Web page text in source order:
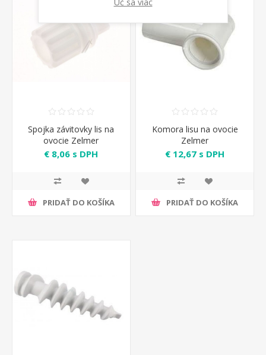
Spojka závitovky lis na
ovocie Zelmer
€ 8,06 s DPH
PRIDAŤ DO KOŠÍKA
Komora lisu na ovocie
Zelmer
€ 12,67 s DPH
PRIDAŤ DO KOŠÍKA